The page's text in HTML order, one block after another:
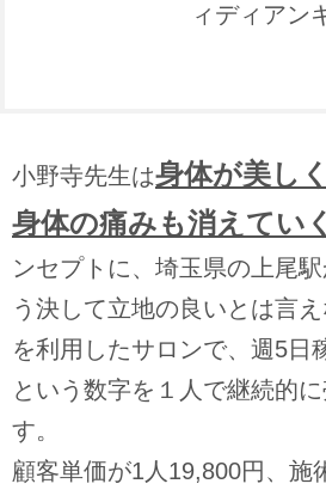
ィディアン
小野寺先生は身体が美し
身体の痛みも消えていく
ンセプトに、埼玉県の上尾
う決して立地の良いとは言
を利用したサロンで、週5日
という数字を１人で継続的
す。
顧客単価が1人19,800円、施